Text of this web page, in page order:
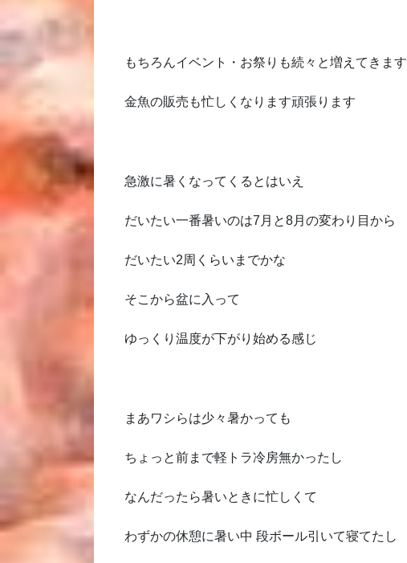
もちろんイベント・お祭りも続々と増えてきます
金魚の販売も忙しくなります頑張ります
急激に暑くなってくるとはいえ
だいたい一番暑いのは7月と8月の変わり目から
だいたい2周くらいまでかな
そこから盆に入って
ゆっくり温度が下がり始める感じ
まあワシらは少々暑かっても
ちょっと前まで軽トラ冷房無かったし
なんだったら暑いときに忙しくて
わずかの休憩に暑い中 段ボール引いて寝てたし